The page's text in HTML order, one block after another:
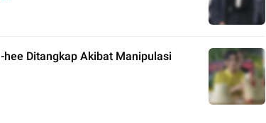
Ditangkap Akibat Manipulasi